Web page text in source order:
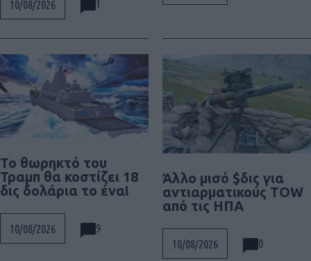
10/08/2026 1
Το θωρηκτό του
Τραμπ θα κοστίζει 18
δις δολάρια το ένα!
10/08/2026 9
Άλλο μισό $δις για
αντιαρματικούς TOW
από τις ΗΠΑ
10/08/2026 0